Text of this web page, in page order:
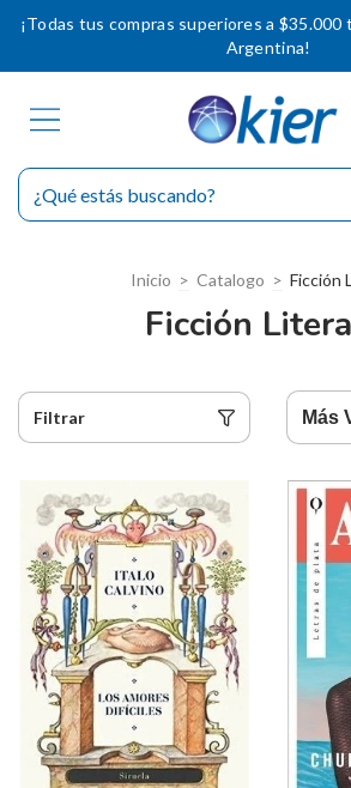
¡Todas tus compras superiores a
Argentina!
Inicio > Catalogo > Ficción
Ficción
Filtrar